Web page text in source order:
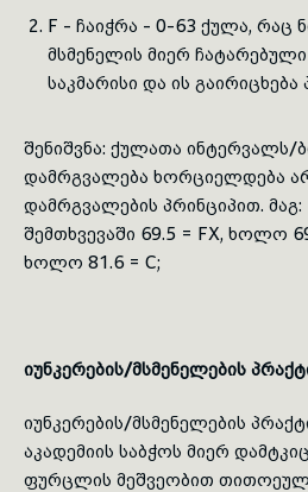
F - ჩაიჭრა - 0-63 ქულა, რაც
მსმენელის მიერ
საკმარისი და ის
შენიშვნა: ქულათა ინტერვალს/
დამრგვალება ხორციელდება
დამრგვალების პრინციპით.
შემთხვევაში 69.5 = FX, ხოლო
ხოლო 81.6 = C;
იუნკერების/მსმენელების
იუნკერების/მსმენელების
აკადემიის საბჭოს მიერ
ფურცლის მეშვეობით თითოეულ